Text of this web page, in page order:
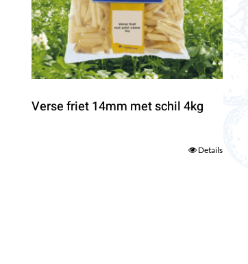
Verse friet 14mm met schil 4kg
Details